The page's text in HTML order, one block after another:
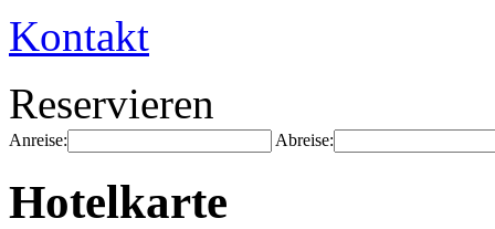
Kontakt
Reservieren
Anreise: Abreise:
Hotelkarte